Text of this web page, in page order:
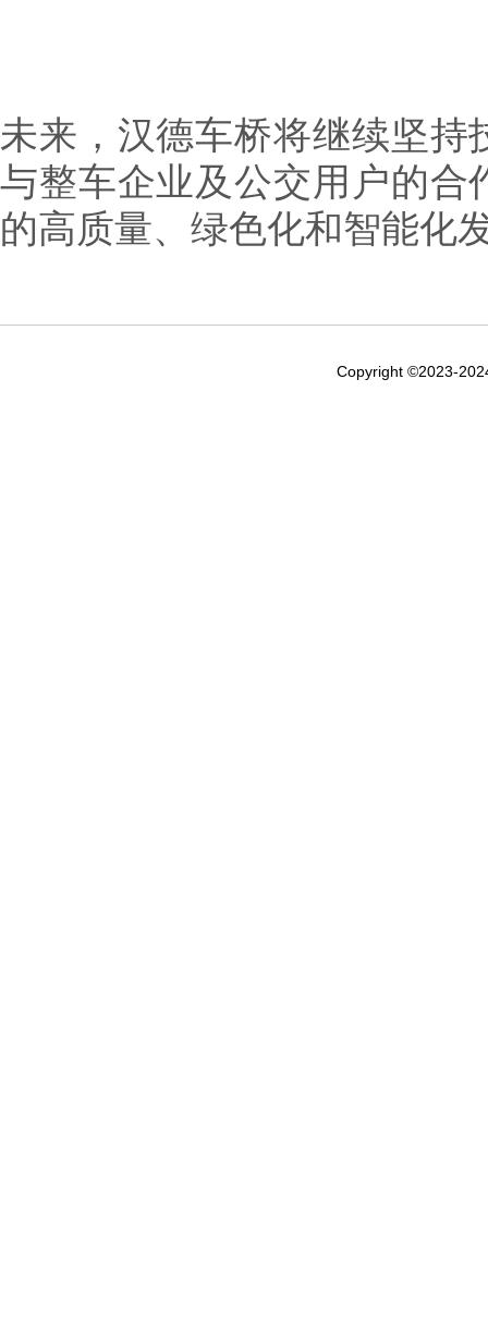
未来，汉德车桥将继续坚
与整车企业及公交用户的合
的高质量、绿色化和智能化
Copyright ©2023-